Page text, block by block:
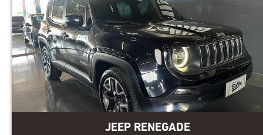
JEEP RENEGADE